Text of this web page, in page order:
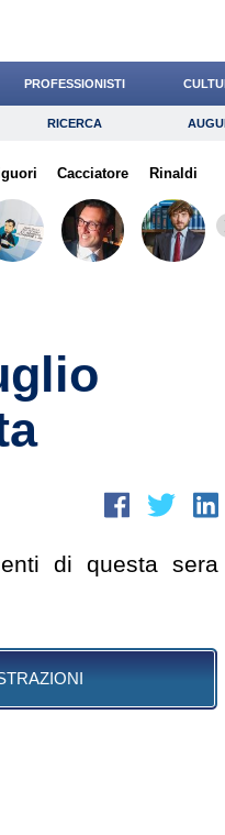
PROFESSIONISTI
Ricerca
Economia
RICERCA
Cacciatore Rinaldi
di questa sera